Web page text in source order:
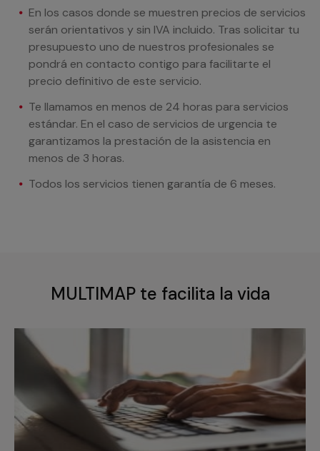
En los casos donde se muestren precios de servicios
serán orientativos y sin IVA incluido. Tras solicitar tu
presupuesto uno de nuestros profesionales se
pondrá en contacto contigo para facilitarte el
precio definitivo de este servicio.
Te llamamos en menos de 24 horas para servicios
estándar. En el caso de servicios de urgencia te
garantizamos la prestación de la asistencia en
menos de 3 horas.
Todos los servicios tienen garantía de 6 meses.
MULTIMAP te facilita la vida